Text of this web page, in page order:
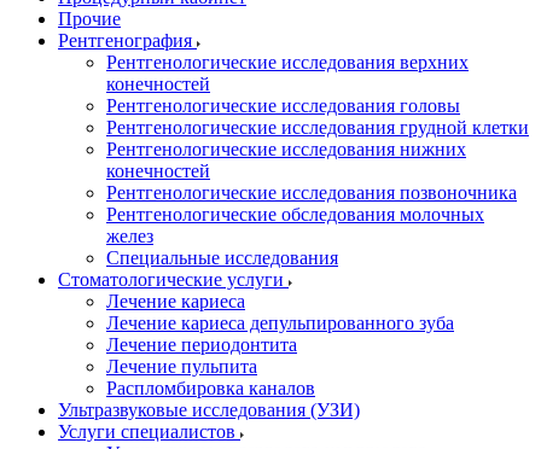
Прочие
Рентгенография
Рентгенологические исследования верхних
конечностей
Рентгенологические исследования головы
Рентгенологические исследования грудной клетки
Рентгенологические исследования нижних
конечностей
Рентгенологические исследования позвоночника
Рентгенологические обследования молочных
желез
Специальные исследования
Стоматологические услуги
Лечение кариеса
Лечение кариеса депульпированного зуба
Лечение периодонтита
Лечение пульпита
Распломбировка каналов
Ультразвуковые исследования (УЗИ)
Услуги специалистов